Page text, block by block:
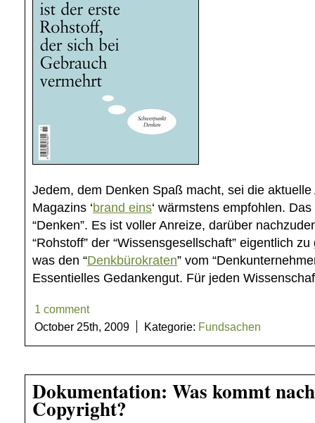
Jedem, dem Denken Spaß macht, sei die aktuelle
Magazins ‘brand eins‘ wärmstens empfohlen.
“Denken”. Es ist voller Anreize, darüber
“Rohstoff” der “Wissensgesellschaft” eigentlich
was den “Denkbürokraten” vom
Essentielles Gedankengut. Für jeden
1 comment
October 25th, 2009
Kategorie: Fundsachen
Dokumentation: Was kommt
Copyright?